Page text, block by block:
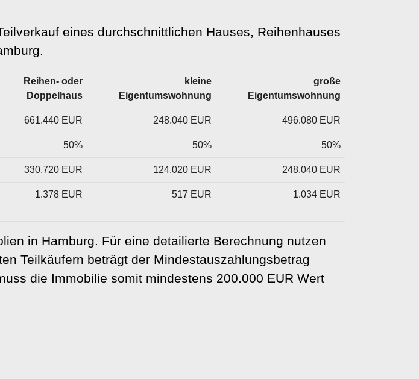
eines durchschnittlichen Hauses, Reihenhauses
Reihen- oder
Doppelhaus
kleine
Eigentumswohnung
große
Eigentumswohnung
661.440 EUR 248.040 EUR 496.080 EUR
50% 50% 50%
330.720 EUR 124.020 EUR 248.040 EUR
1.378 EUR 517 EUR 1.034 EUR
in Hamburg. Für eine detailierte Berechnung nutzen
Teilkäufern beträgt der Mindestauszahlungsbetrag
die Immobilie somit mindestens 200.000 EUR Wert